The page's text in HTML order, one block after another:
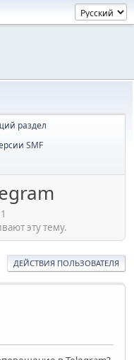
раздел
SMF
эту тему.
ДЕЙСТВИЯ ПОЛЬЗОВАТЕЛЯ